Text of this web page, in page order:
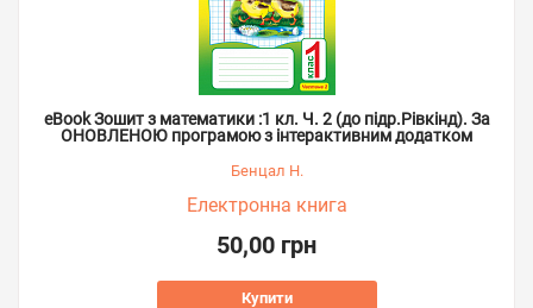
eBook Зошит з математики :1 кл. Ч. 2 (до підр.Рівкінд). За
ОНОВЛЕНОЮ програмою з інтерактивним додатком
Бенцал Н.
Електронна книга
50,00 грн
Купити